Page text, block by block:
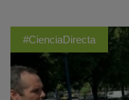
#CienciaDirecta